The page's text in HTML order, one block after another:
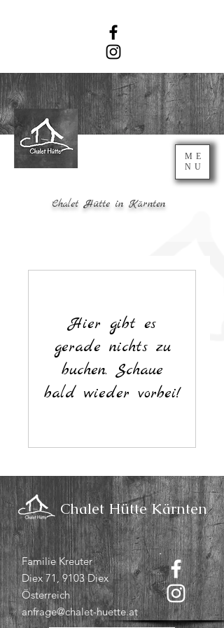
ME
NU
Chalet Hütte in Kärnten
Hier gibt es
gerade nichts zu
buchen. Schaue
bald wieder vorbei!
Chalet Hütte Kärnten
Familie Kreuter
Diex 71,9103Diex
Österreich
anfrage@chalet-huette.at